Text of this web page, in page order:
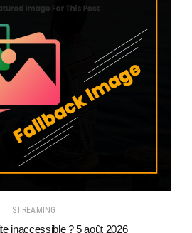
STREAMING
inaccessible ? 5 août 2026